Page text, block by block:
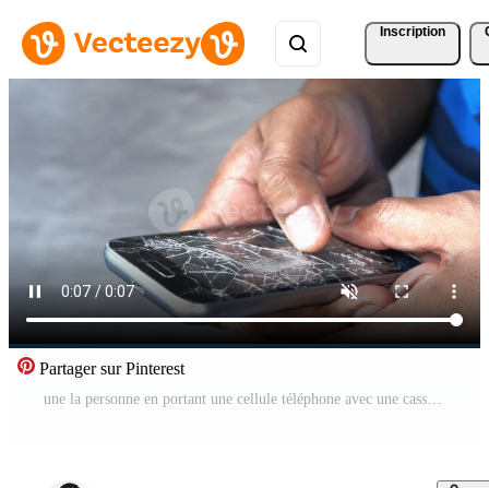
Inscription
Partager sur Pinterest
une la personne en portant une cellule téléphone avec une cassé écran Vidéo Gratuite